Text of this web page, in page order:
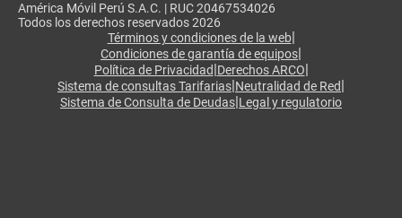
América Móvil Perú S.A.C. | RUC 20467534026
Todos los derechos reservados 2026
Términos y condiciones de la web|
Condiciones de garantía de equipos|
Política de Privacidad|Derechos ARCO|
Sistema de consultas Tarifarias|Neutralidad de Red|
Sistema de Consulta de Deudas|Legal y regulatorio